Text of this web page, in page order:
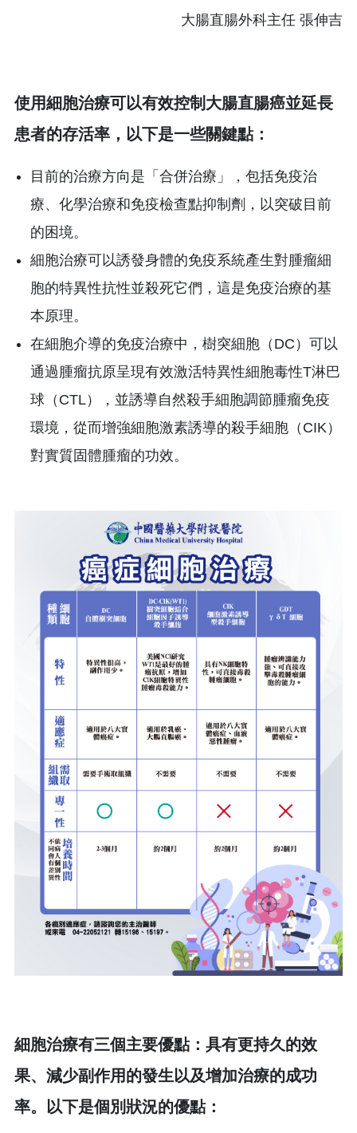
大腸直腸外科主任 張伸吉
使用細胞治療可以有效控制大腸直腸癌並延長
患者的存活率，以下是一些關鍵點：
目前的治療方向是「合併治療」，包括免疫治
療、化學治療和免疫檢查點抑制劑，以突破目前
的困境。
細胞治療可以誘發身體的免疫系統產生對腫瘤細
胞的特異性抗性並殺死它們，這是免疫治療的基
本原理。
在細胞介導的免疫治療中，樹突細胞（DC）可以
通過腫瘤抗原呈現有效激活特異性細胞毒性T淋巴
球（CTL），並誘導自然殺手細胞調節腫瘤免疫
環境，從而增強細胞激素誘導的殺手細胞（CIK）
對實質固體腫瘤的功效。
細胞治療有三個主要優點：具有更持久的效
果、減少副作用的發生以及增加治療的成功
率。以下是個別狀況的優點：